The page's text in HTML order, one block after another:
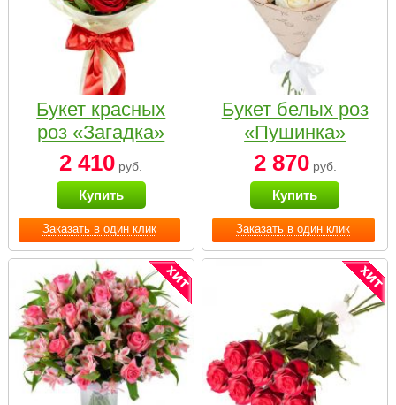
Заказать в один клик
Букет красных
роз «Загадка»
2 410 руб.
Купить
Заказать в один клик
Букет белых роз
«Пушинка»
2 870руб.
Купить